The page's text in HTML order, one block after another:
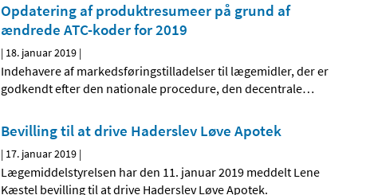
Opdatering af produktresumeer på grund af
ændrede ATC-koder for 2019
| 18. januar 2019 |
Indehavere af markedsføringstilladelser til lægemidler, der er
godkendt efter den nationale procedure, den decentrale…
Bevilling til at drive Haderslev Løve Apotek
| 17. januar 2019 |
Lægemiddelstyrelsen har den 11. januar 2019 meddelt Lene
Kæstel bevilling til at drive Haderslev Løve Apotek.